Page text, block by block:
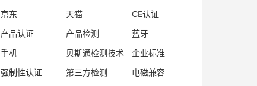
京东
天猫
CE认证
产品认证
产品检测
蓝牙
手机
贝斯通检测技术
企业标准
强制性认证
第三方检测
电磁兼容